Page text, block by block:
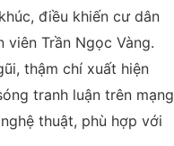
điều khiến cư dân
Trần Ngọc Vàng.
thậm chí xuất hiện
tranh luận trên mạng
thuật, phù hợp với